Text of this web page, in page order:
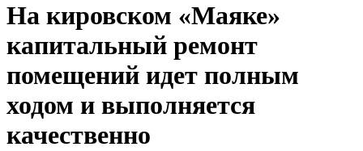
На кировском «Маяке»
капитальный ремонт
помещений идет полным
ходом и выполняется
качественно